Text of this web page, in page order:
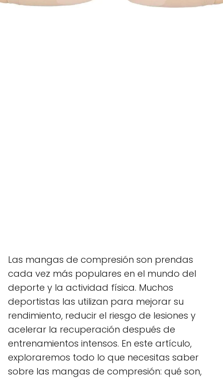
Las mangas de compresión son prendas
cada vez más populares en el mundo del
deporte y la actividad física. Muchos
deportistas las utilizan para mejorar su
rendimiento, reducir el riesgo de lesiones y
acelerar la recuperación después de
entrenamientos intensos. En este artículo,
exploraremos todo lo que necesitas saber
sobre las mangas de compresión: qué son,